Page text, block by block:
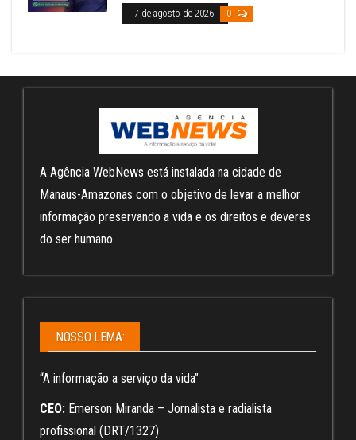
7 de agosto de 2026 0
A Agência WebNews está instalada na cidade de
Manaus-Amazonas com o objetivo de levar a melhor
informação preservando a vida e os direitos e deveres
do ser humano.
NOSSO LEMA:
“A informação a serviço da vida”
CEO: Emerson Miranda – Jornalista e radialista
profissional (DRT/1327)